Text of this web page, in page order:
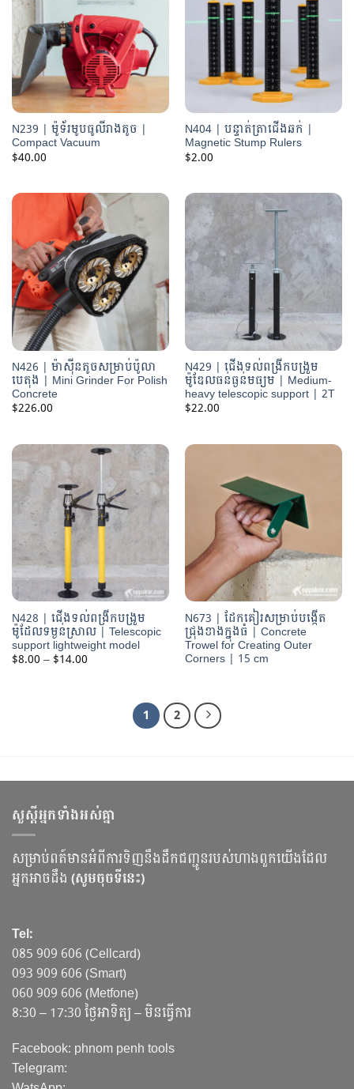
N239 | ម៉ូទ័រមូបធូលីរាងតូច |
Compact Vacuum
$40.00
N404 | បន្ទាត់ត្រាជើងឆក់ |
Magnetic Stump Rulers
$2.00
N426 | ម៉ាស៊ីនតូចសម្រាប់ប៉ូលា
បេតុង | Mini Grinder For Polish
Concrete
$226.00
N429 | ជើងទល់ពង្រីកបង្រួម
ម៉ូឌែលធន់ធ្ងន់មធ្យម | Medium-
heavy telescopic support | 2T
$22.00
N428 | ជើងទល់ពង្រីកបង្រួម
ម៉ូដែលទម្ងន់ស្រាល | Telescopic
support lightweight model
$8.00 –$14.00Price
range:
N673 | ដែកគៀរសម្រាប់បង្កើត
ជ្រុងខាងក្នុងធំ | Concrete
Trowel for Creating Outer
Corners | 15 cm
1 2
សួស្ដីអ្នកទាំងអស់គ្នា
សម្រាប់ពត៍មានអំពីការទិញនឹងដឹកជញ្ជូនរបស់ហាងពួកយើងដែល
អ្នកអាចដឹង (សូមចុចទីនេះ)
Tel:
085 909 606 (Cellcard)
093 909 606 (Smart)
060 909 606 (Metfone)
8:30 – 17:30 ថ្ងៃអាទិត្យ – មិនធ្វើការ
Facebook: phnom penh tools
Telegram: